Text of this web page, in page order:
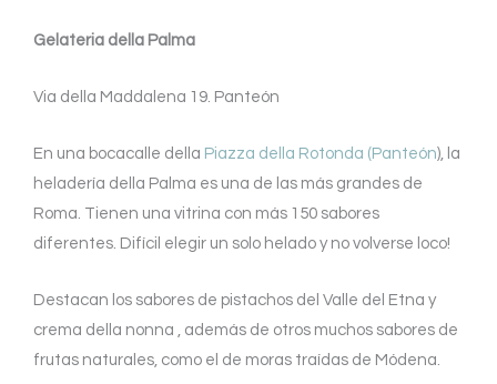
Gelateria della Palma
Via della Maddalena 19. Panteón
En una bocacalle della Piazza della Rotonda (Panteón), la
heladería della Palma es una de las más grandes de
Roma. Tienen una vitrina con más 150 sabores
diferentes. Difícil elegir un solo helado y no volverse loco!
Destacan los sabores de pistachos del Valle del Etna y
crema della nonna , además de otros muchos sabores de
frutas naturales, como el de moras traídas de Módena.